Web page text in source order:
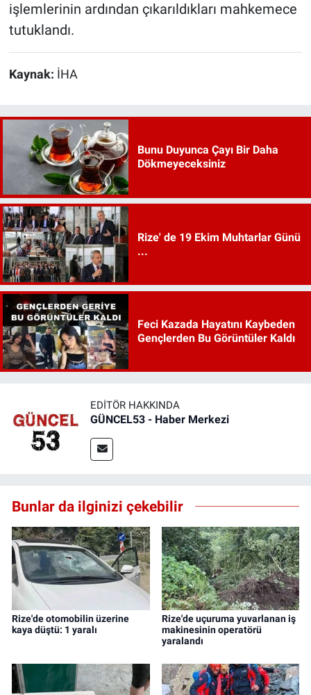
işlemlerinin ardından çıkarıldıkları mahkemece
tutuklandı.
Kaynak: İHA
Bunu Duyunca Çayı Bir Daha
Dökmeyeceksiniz
Rize' de 19 Ekim Muhtarlar Günü
...
Feci Kazada Hayatını Kaybeden
Gençlerden Bu Görüntüler Kaldı
EDITÖR HAKKINDA
GÜNCEL53 - Haber Merkezi
Bunlar da ilginizi çekebilir
Rize'de otomobilin üzerine
kaya düştü: 1 yaralı
Rize'de uçuruma yuvarlanan iş
makinesinin operatörü
yaralandı